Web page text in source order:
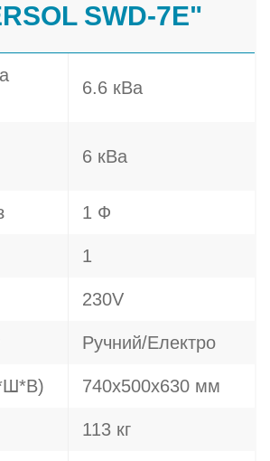
SWD-7E"
6.6 кВа
6 кВа
1 Ф
1
230V
Ручний/Електро
740х500х630 мм
113 кг